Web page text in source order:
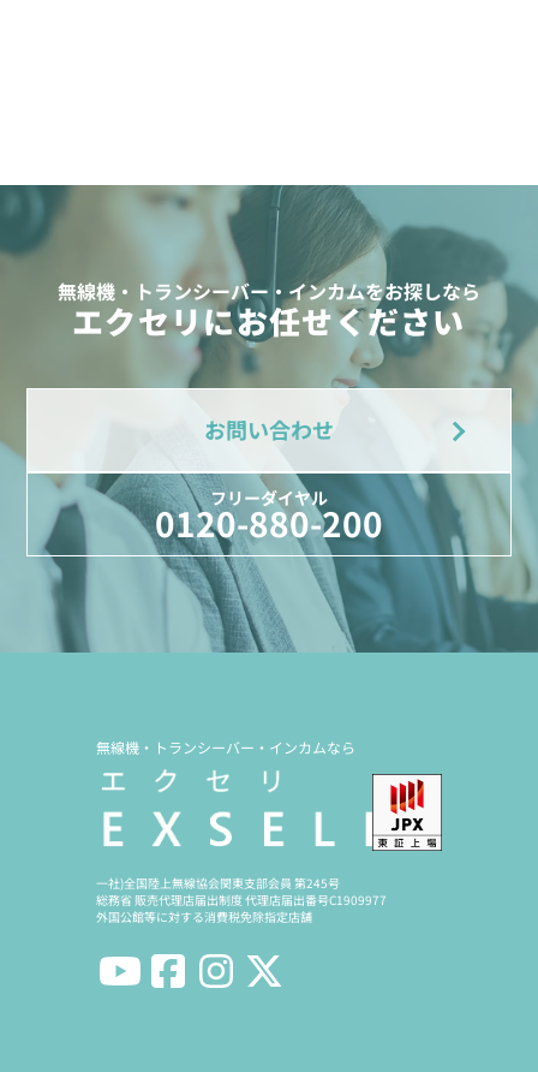
無線機・トランシーバー・インカムをお探しなら
エクセリにお任せください
お問い合わせ
フリーダイヤル
0120-880-200
無線機・トランシーバー・インカムなら
一社)全国陸上無線協会関東支部会員 第245号
総務省 販売代理店届出制度 代理店届出番号C1909977
外国公館等に対する消費税免除指定店舗